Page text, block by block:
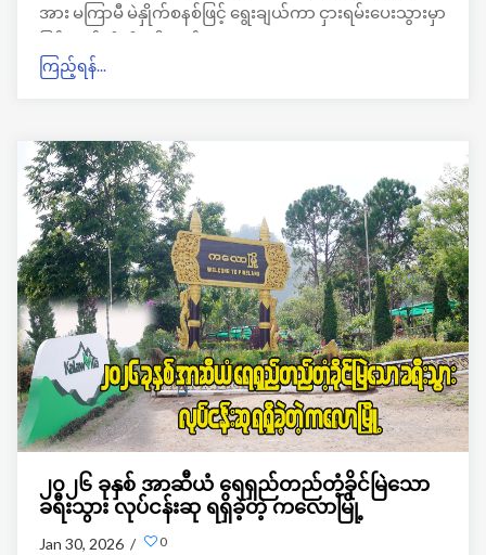
အား မကြာမီ မဲနှိုက်စနစ်ဖြင့် ရွေးချယ်ကာ ငှားရမ်းပေးသွားမှာ
ကြည့်ရန်...
၂၀၂၆ ခုနှစ် အာဆီယံ ရေရှည်တည်တံ့ခိုင်မြဲသော
ခရီးသွား လုပ်ငန်းဆု ရရှိခဲ့တဲ့ ကလောမြို့
Jan 30, 2026 / 0